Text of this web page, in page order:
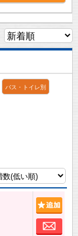
バス・トイレ別
お